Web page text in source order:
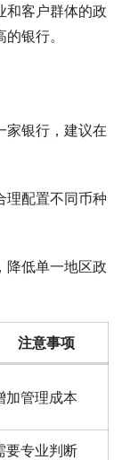
和客户群体的政
银行。
家银行，建议在
理配置不同币种
降低单一地区政
注意事项
加管理成本
要专业判断